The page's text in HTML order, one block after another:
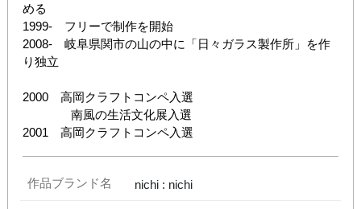
める
1999-　フリーで制作を開始
2008-　岐阜県関市の山の中に「日々ガラス製作所」を作
り独立
2000　高岡クラフトコンペ入選
南風の生活文化展入選
2001　高岡クラフトコンペ入選
作品ブランド名 nichi : nichi